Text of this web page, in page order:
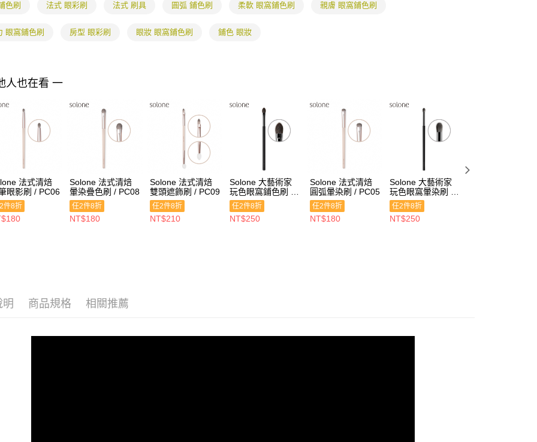
任。
即時審查核予不同之上限額度；若仍有額度不足之情形，本公司將視審查
結果請求用戶進行身份認證。
色刷 法式 眼彩刷 法式 刷具 圓弧 鋪色刷 柔軟 眼窩鋪色刷 親膚 眼窩鋪色刷
眼窩鋪色刷 房型 眼彩刷 眼妝 眼窩鋪色刷 鋪色 眼妝
人也在看 一
法式清焙
眼影刷 / PC06
件8折
Solone 法式清焙
暈染疊色刷 / PC08
任2件8折
NT$180
Solone 法式清焙
雙頭遮飾刷 / PC09
任2件8折
NT$210
Solone 大藝術家
玩色眼窩鋪色刷 /
E01
任2件8折
NT$250
Solone 法式清焙
圓弧暈染刷 / PC05
任2件8折
NT$180
Solone 大藝術家
玩色眼窩暈染刷 /
E10
任2件8折
NT$250
明 商品規格 相關推薦